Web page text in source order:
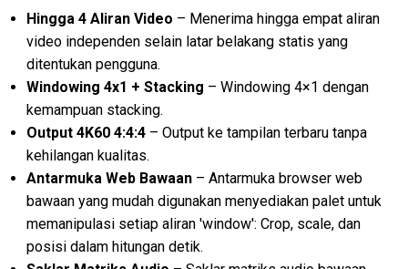
Hingga 4 Aliran Video – Menerima hingga empat aliran
video independen selain latar belakang statis yang
ditentukan pengguna.
Windowing 4x1 + Stacking – Windowing 4×1 dengan
kemampuan stacking.
Output 4K60 4:4:4 – Output ke tampilan terbaru tanpa
kehilangan kualitas.
Antarmuka Web Bawaan – Antarmuka browser web
bawaan yang mudah digunakan menyediakan palet untuk
memanipulasi setiap aliran 'window': Crop, scale, dan
posisi dalam hitungan detik.